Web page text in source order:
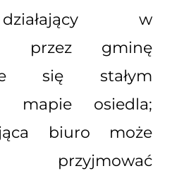
w
przez gminę
się stałym
mapie osiedla;
biuro może